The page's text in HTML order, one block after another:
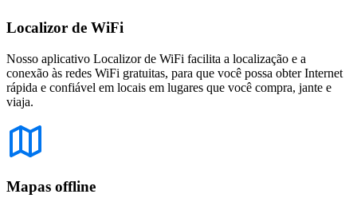
Localizor de WiFi
Nosso aplicativo Localizor de WiFi facilita a localização e a
conexão às redes WiFi gratuitas, para que você possa obter Internet
rápida e confiável em locais em lugares que você compra, jante e
viaja.
Mapas offline